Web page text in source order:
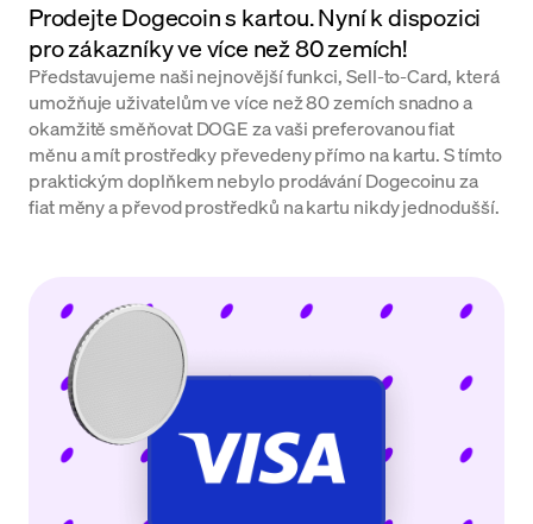
Prodejte Dogecoin s kartou. Nyní k dispozici
pro zákazníky ve více než 80 zemích!
Představujeme naši nejnovější funkci, Sell-to-Card, která
umožňuje uživatelům ve více než 80 zemích snadno a
okamžitě směňovat DOGE za vaši preferovanou fiat
měnu a mít prostředky převedeny přímo na kartu. S tímto
praktickým doplňkem nebylo prodávání Dogecoinu za
fiat měny a převod prostředků na kartu nikdy jednodušší.